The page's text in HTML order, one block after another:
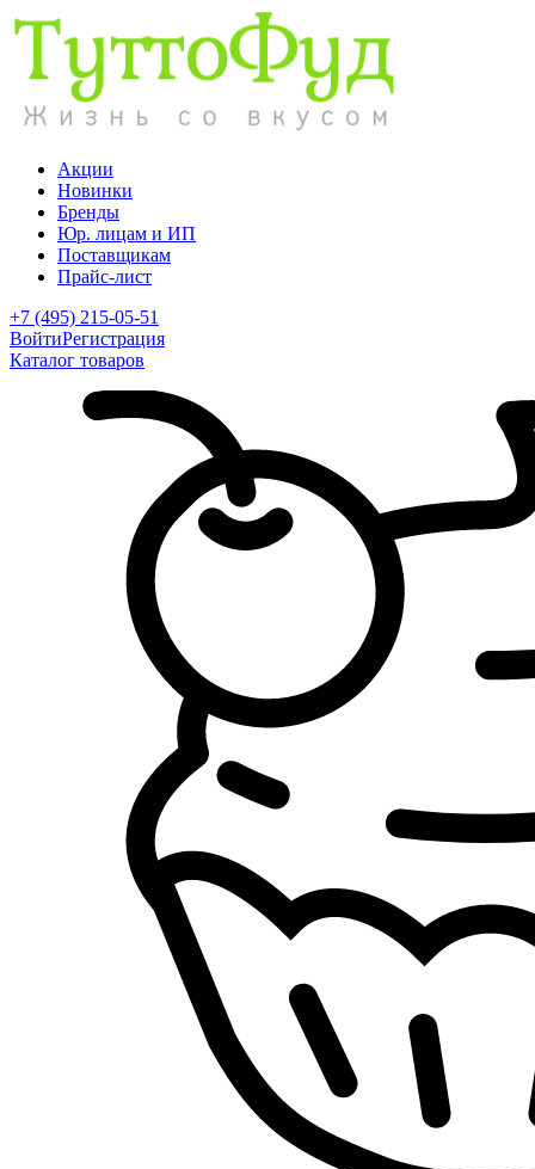
Акции
Новинки
Бренды
Юр. лицам и ИП
Поставщикам
Прайс-лист
+7 (495) 215-05-51
ВойтиРегистрация
Каталог товаров